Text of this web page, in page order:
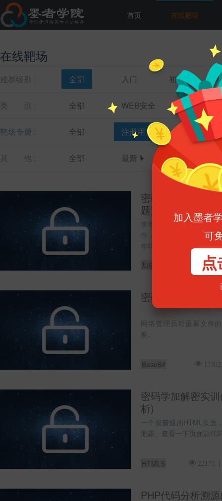
首页 在线靶场
在线靶场
难易级别 : 全部 入门 初级
类 别 : 全部 WEB安全 主机安全
靶场专属 : 全部 注册用户 教育机构
其 他 : 全部 最新 最热
密码学加解密实
题)
李华有一次在网上学英语
件，但是里面的文件李华
华吗？
加密
13461
密码学加解密实
网络管理员对重要文件
换。
Base64 13302
密码学加解密实
析)
一个最普通的HTML页面
泄露。查看一下页面源代
HTML5 22172
PHP代码分析溯
加入墨者
可